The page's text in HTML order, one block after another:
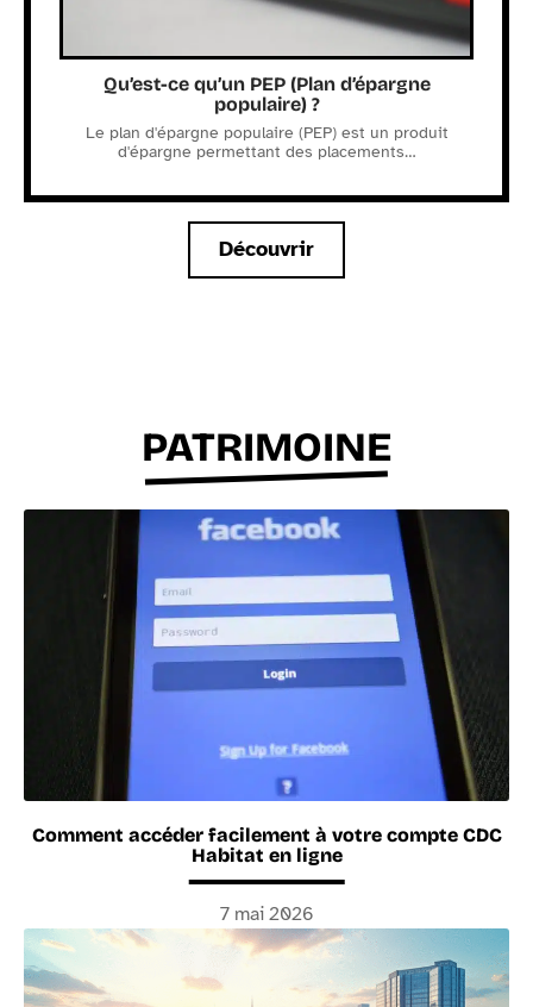
Qu’est-ce qu’un PEP (Plan d’épargne
populaire) ?
Le plan d'épargne populaire (PEP) est un produit
d'épargne permettant des placements…
Découvrir
PATRIMOINE
Comment accéder facilement à votre compte CDC
Habitat en ligne
7 mai 2026